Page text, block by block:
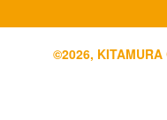
©2026,